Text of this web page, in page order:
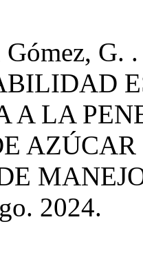
G.
A LA
2024.